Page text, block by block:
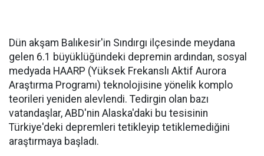
Dün akşam Balıkesir'in Sındırgı ilçesinde meydana
gelen 6.1 büyüklüğündeki depremin ardından, sosyal
medyada HAARP (Yüksek Frekanslı Aktif Aurora
Araştırma Programı) teknolojisine yönelik komplo
teorileri yeniden alevlendi. Tedirgin olan bazı
vatandaşlar, ABD'nin Alaska'daki bu tesisinin
Türkiye'deki depremleri tetikleyip tetiklemediğini
araştırmaya başladı.